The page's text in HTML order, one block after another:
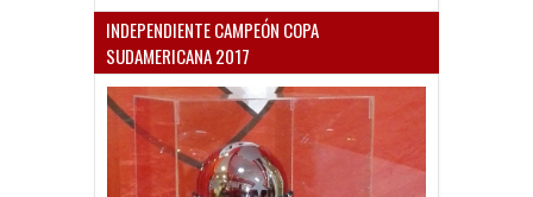
INDEPENDIENTE CAMPEÓN COPA
SUDAMERICANA 2017